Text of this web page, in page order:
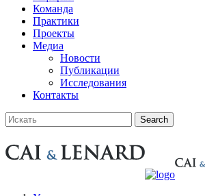
Команда
Практики
Проекты
Медиа
Новости
Публикации
Исследования
Контакты